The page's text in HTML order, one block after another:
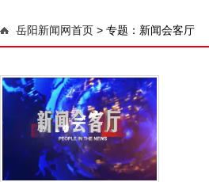
岳阳新闻网首页 > 专题：新闻会客厅